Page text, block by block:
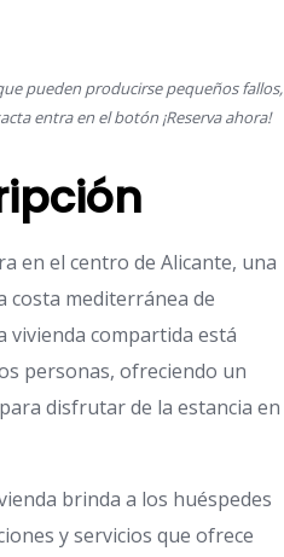
pueden producirse pequeños fallos,
entra en el botón ¡Reserva ahora!
en el centro de Alicante, una
costa mediterránea de
vivienda compartida está
personas, ofreciendo un
disfrutar de la estancia en
brinda a los huéspedes
y servicios que ofrece